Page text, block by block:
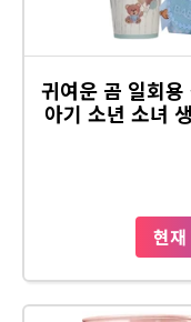
귀여운 곰 일회
아기 소년 소녀
현재